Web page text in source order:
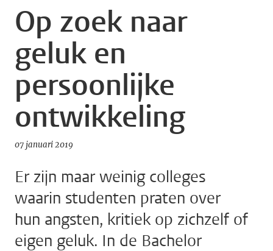
Op zoek naar
geluk en
persoonlijke
ontwikkeling
07 januari 2019
Er zijn maar weinig colleges
waarin studenten praten over
hun angsten, kritiek op zichzelf of
eigen geluk. In de Bachelor